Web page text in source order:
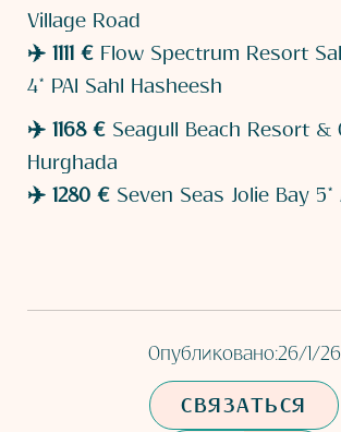
Village Road
✈️ 1111 € Flow Spectrum Resort
4* PAI Sahl Hasheesh
✈️ 1168 € Seagull Beach Resort &
Hurghada
✈️ 1280 € Seven Seas Jolie Bay 5*
Опубликовано:26/1/26
СВЯЗАТЬСЯ